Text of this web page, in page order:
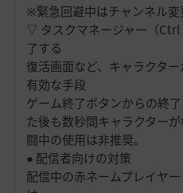
※緊急回避中はチャンネル変
▽ タスクマネージャー（Ctrl
了する
復活画面など、キャラクタ
有効な手段
ゲーム終了ボタンからの終
た後も数秒間キャラクター
闘中の使用は非推奨。
● 配信者向けの対策
配信中の赤ネームプレイヤ